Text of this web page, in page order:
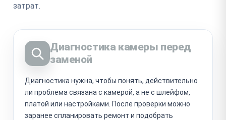
затрат.
Диагностика камеры перед
заменой
Диагностика нужна, чтобы понять, действительно
ли проблема связана с камерой, а не с шлейфом,
платой или настройками. После проверки можно
заранее спланировать ремонт и подобрать